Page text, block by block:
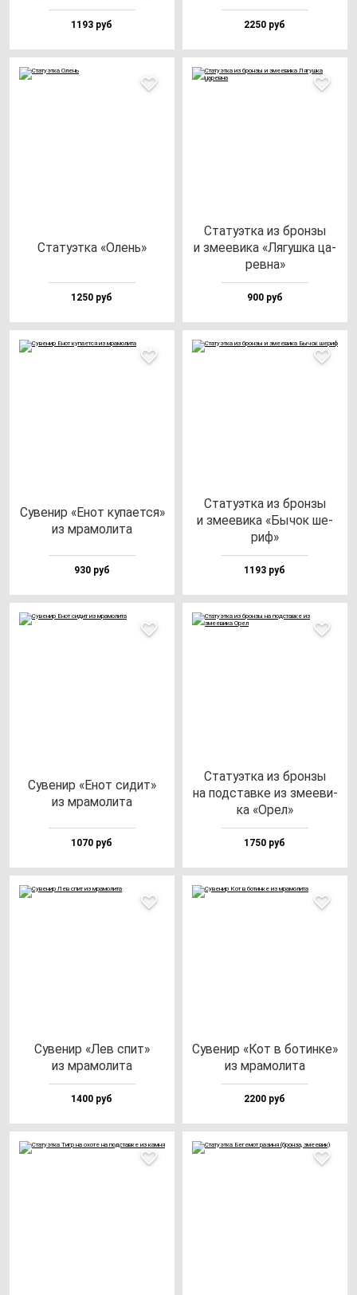
1193 руб 2250 руб
Ста­ту­эт­ка «Олень»
1250 руб
Ста­ту­эт­ка из брон­зы
и зме­еви­ка «Лягуш­ка ца­
рев­на»
900 руб
Суве­нир «Енот ку­па­ет­ся»
из мра­мо­ли­та
930 руб
Ста­ту­эт­ка из брон­зы
и зме­еви­ка «Бычок ше­
риф»
1193 руб
Суве­нир «Енот си­дит»
из мра­мо­ли­та
1070 руб
Ста­ту­эт­ка из брон­зы
на под­став­ке из зме­еви­
ка «Орел»
1750 руб
Суве­нир «Лев спит»
из мра­мо­ли­та
1400 руб
Суве­нир «Кот в бо­тин­ке»
из мра­мо­ли­та
2200 руб